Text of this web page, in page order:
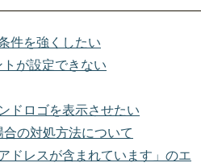
件を強くしたい
が設定できない
ドロゴを表示させたい
の対処方法について
ドレスが含まれています」のエ